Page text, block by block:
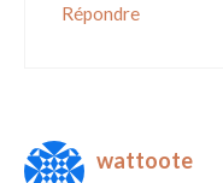
Répondre
wattoote